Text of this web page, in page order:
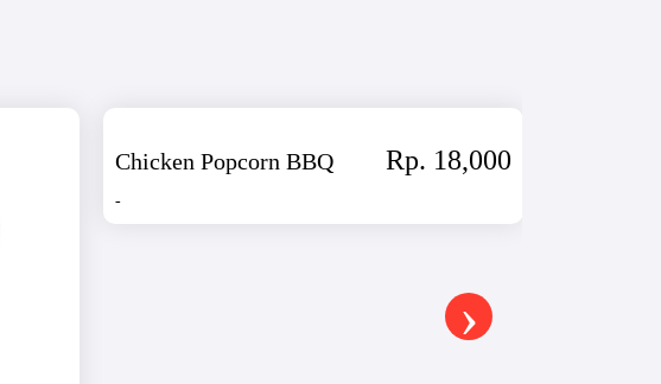
Chicken Popcorn BBQ Rp. 18,000
-
›